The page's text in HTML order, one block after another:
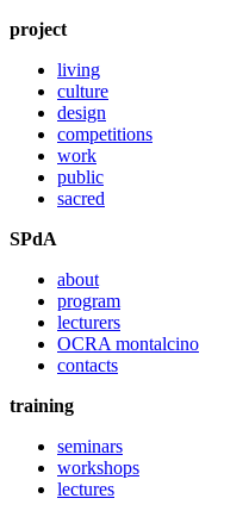
project
living
culture
design
competitions
work
public
sacred
SPdA
about
program
lecturers
OCRA montalcino
contacts
training
seminars
workshops
lectures